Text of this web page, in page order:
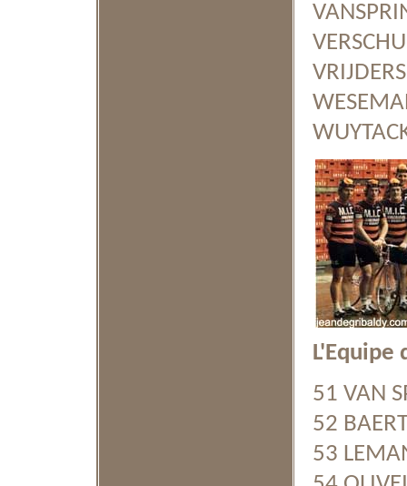
L'Equipe
51 VAN
52
53